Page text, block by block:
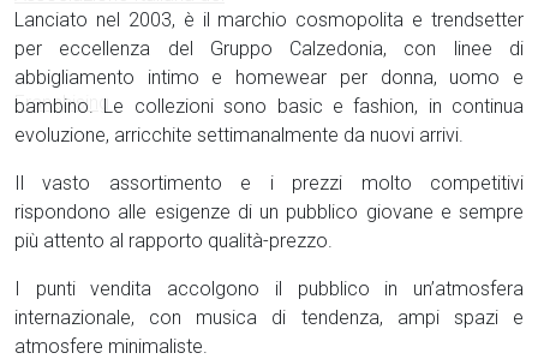
Lanciato nel 2003, è il marchio cosmopolita e trendsetter
per eccellenza del Gruppo Calzedonia, con linee di
abbigliamento intimo e homewear per donna, uomo e
bambino. Le collezioni sono basic e fashion, in continua
evoluzione, arricchite settimanalmente da nuovi arrivi.
Il vasto assortimento e i prezzi molto competitivi
rispondono alle esigenze di un pubblico giovane e sempre
più attento al rapporto qualità-prezzo.
I punti vendita accolgono il pubblico in un’atmosfera
internazionale, con musica di tendenza, ampi spazi e
atmosfere minimaliste.